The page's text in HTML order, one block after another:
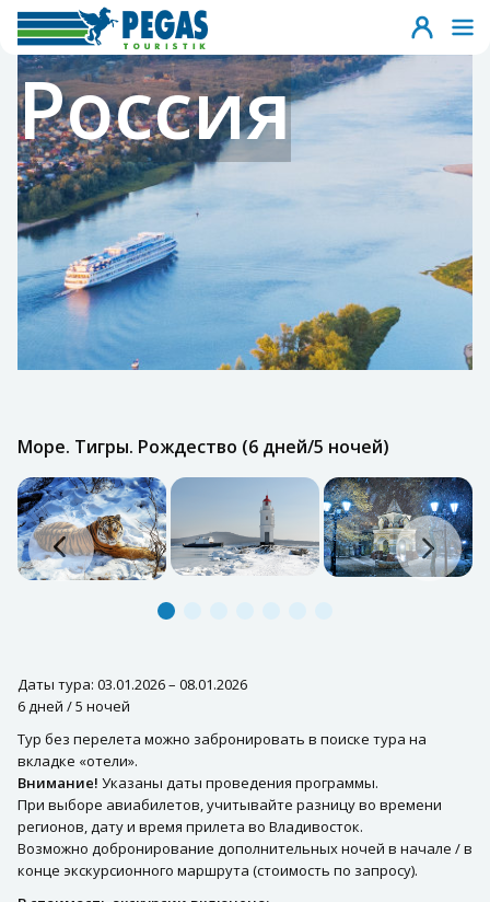
Россия
Море. Тигры. Рождество (6 дней/5 ночей)
Даты тура: 03.01.2026 – 08.01.2026
6 дней / 5 ночей
Тур без перелета можно забронировать в поиске тура на
вкладке «отели».
Внимание! Указаны даты проведения программы.
При выборе авиабилетов, учитывайте разницу во времени
регионов, дату и время прилета во Владивосток.
Возможно добронирование дополнительных ночей в начале / в
конце экскурсионного маршрута (стоимость по запросу).